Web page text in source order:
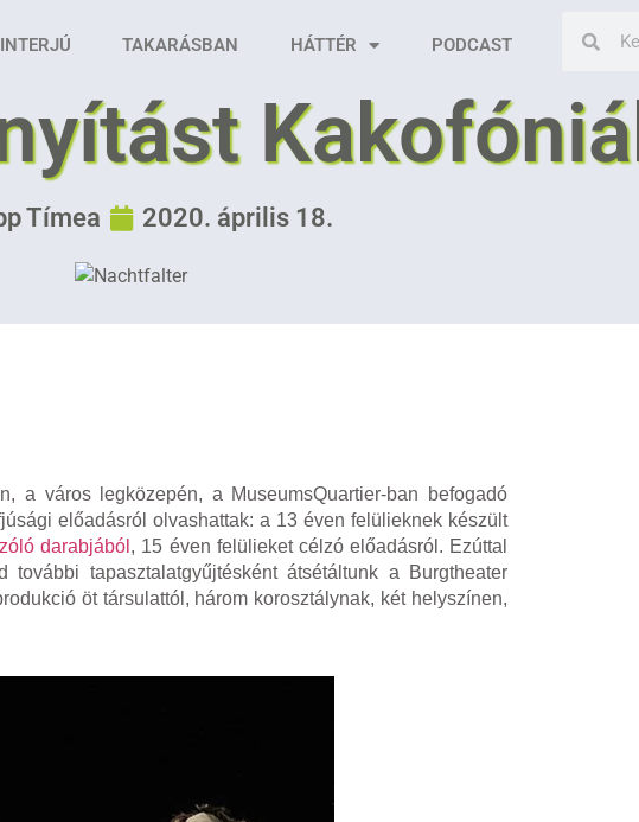
INTERJÚ TAKARÁSBAN HÁTTÉR PODCAST
Tímea 2020. április 18.
a város legközepén, a MuseumsQuartier-ban befogadó
előadásról olvashattak: a 13 éven felülieknek készült
darabjából , 15 éven felülieket célzó előadásról. Ezúttal
tapasztalatgyűjtésként átsétáltunk a Burgtheater
öt társulattól, három korosztálynak, két helyszínen,